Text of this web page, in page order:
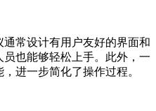
常设计有用户友好的界面和
也能够轻松上手。此外，一
进一步简化了操作过程。